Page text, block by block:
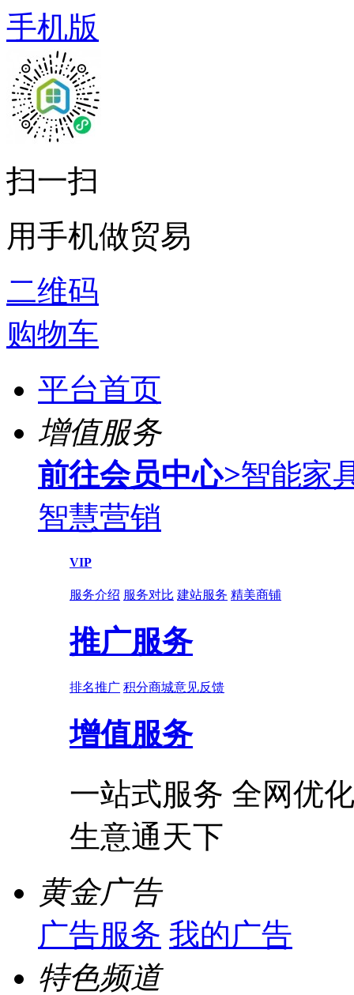
手机版
扫一扫
用手机做贸易
二维码
购物车
平台首页
增值服务
前往会员中心>智能家
智慧营销
VIP
服务介绍 服务对比 建站服务 精美商铺
推广服务
排名推广 积分商城意见反馈
增值服务
一站式服务 全网优
生意通天下
黄金广告
广告服务 我的广告
特色频道